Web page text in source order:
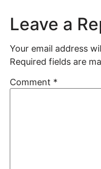
Leave a
Your email address
Required fields are
Comment *